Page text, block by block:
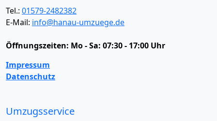
Tel.: 01579-2482382
E-Mail: info@hanau-umzuege.de
Öffnungszeiten: Mo - Sa: 07:30 - 17:00 Uhr
Impressum
Datenschutz
Umzugsservice